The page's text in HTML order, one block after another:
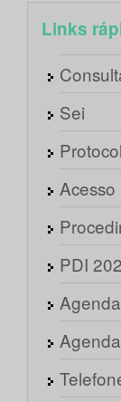
Links
Sei
PDI